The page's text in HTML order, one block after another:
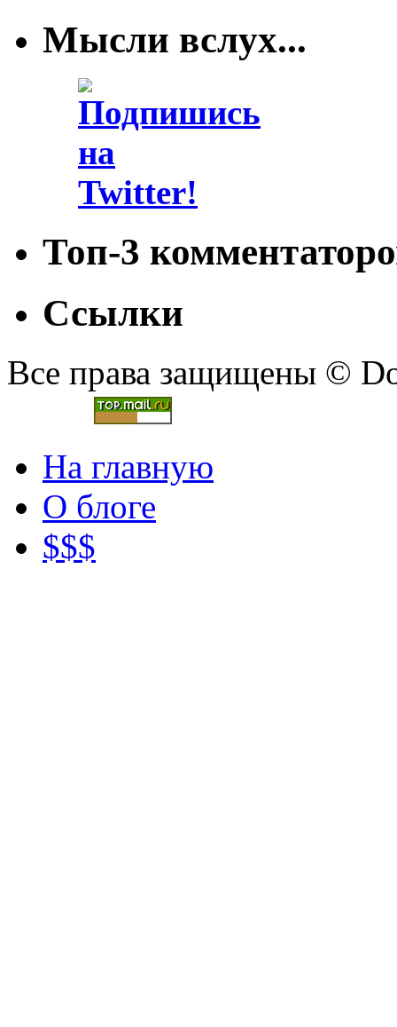
Мысли вслух...
Топ-3
Ссылки
Все права защищены ©
На главную
О блоге
$$$